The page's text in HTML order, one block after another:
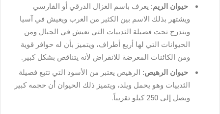
حيوان الريم: يعرف باسم الغزال الدرقي أو الفارسي
ويشتهر بذلك الاسم بين الكثير من العرب ويعيش في آسيا
ويندرج تحت فصيلة الثدييات التي تعيش في الجبال ومن
الحيوانات التي لها أربع أطراف، ويتميز بأن له حوافر قوية
ومن الكائنات المعرضة للانقراض لأنه يتناقص بشكل كبير.
حيوان الرهيص: الرهيص يعتبر من الأسود التي تتبع فصيلة
الثدييات وهو يحمل ويلد، ويتميز ذلك الحيوان أن حجمه كبير
ويصل إلى 250 كيلو تقريباً.